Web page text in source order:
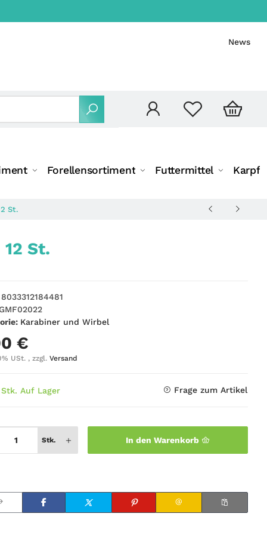
News
Forellensortiment Futtermittel
St.
St.
8033312184481
Karabiner und Wirbel
€
USt. , zzgl. Versand
Stk. Auf Lager Frage zum Artikel
Stk. In den Warenkorb